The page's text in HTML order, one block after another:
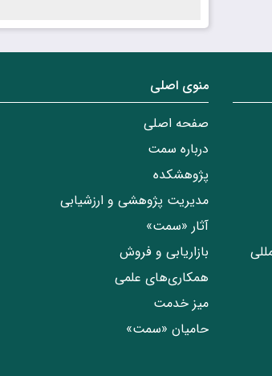
منوی اصلی
صفحه اصلی
درباره سمت
پژوهشکده
مدیریت پژوهشی و ارزشیابی
آثار «سمت»
بازاریابی و فروش
همکاری‌های علمی
میز خدمت
حامیان «سمت»